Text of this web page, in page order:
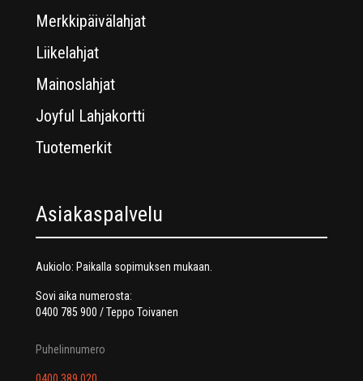
Merkkipäivälahjat
Liikelahjat
Mainoslahjat
Joyful Lahjakortti
Tuotemerkit
Asiakaspalvelu
Aukiolo: Paikalla sopimuksen mukaan.
Sovi aika numerosta:
0400 785 900 / Teppo Toivanen
Puhelinnumero